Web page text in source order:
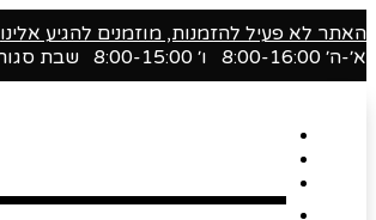
האתר לא פעיל להזמנות, מוזמנים להגיע אלינו
א׳-ה׳ 8:00-16:00 ו׳ 8:00-15:00 שבת סגור